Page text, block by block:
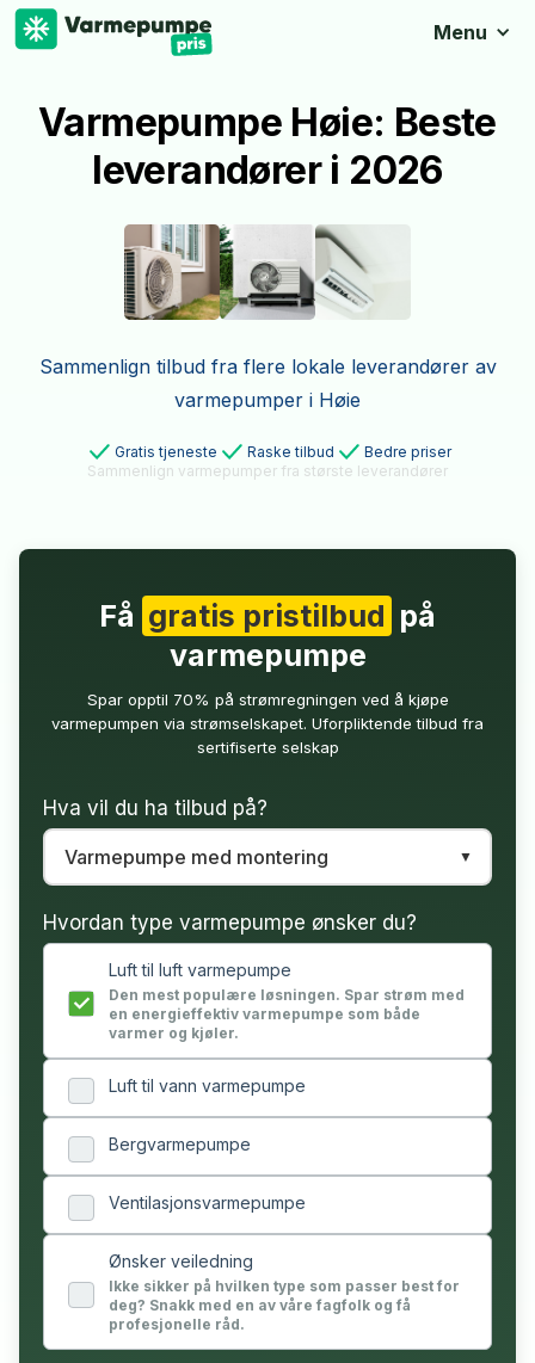
Menu
Varmepumpe Høie: Beste
leverandører i 2026
Sammenlign tilbud fra flere lokale leverandører av
varmepumper i Høie
Gratis tjeneste Raske tilbud
Bedre priser
Sammenlign varmepumper fra største leverandører
Få gratis pristilbud på
varmepumpe
Spar opptil 70% på strømregningen ved å kjøpe
varmepumpen via strømselskapet. Uforpliktende tilbud fra
sertifiserte selskap
Hva vil du ha tilbud på?
Hvordan type varmepumpe ønsker du?
Luft til luft varmepumpe
Den mest populære løsningen. Spar strøm med
en energieffektiv varmepumpe som både
varmer og kjøler.
Luft til vann varmepumpe
Bergvarmepumpe
Ventilasjonsvarmepumpe
Ønsker veiledning
Ikke sikker på hvilken type som passer best for
deg? Snakk med en av våre fagfolk og få
profesjonelle råd.